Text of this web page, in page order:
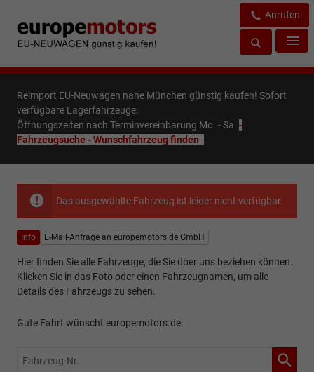
Anrufen
Reimport EU-Neuwagen nahe München günstig kaufen! Sofort
verfügbare Lagerfahrzeuge.
Öffnungszeiten nach Terminvereinbarung Mo. - Sa. -
Fahrzeugsuche - Wunschfahrzeug finden -
Das ausgewählte Fahrzeug ist leider nicht verfügbar.
Info E-Mail-Anfrage an europemotors.de GmbH
Hier finden Sie alle Fahrzeuge, die Sie über uns beziehen können.
Klicken Sie in das Foto oder einen Fahrzeugnamen, um alle
Details des Fahrzeugs zu sehen.
Gute Fahrt wünscht europemotors.de.
Fahrzeug-